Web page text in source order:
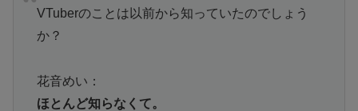
VTuberのことは以前から知っていたのでしょう
か？
花音めい：
ほとんど知らなくて。